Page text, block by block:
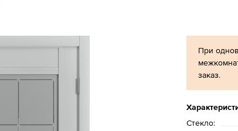
При
заказ.
Стекло: